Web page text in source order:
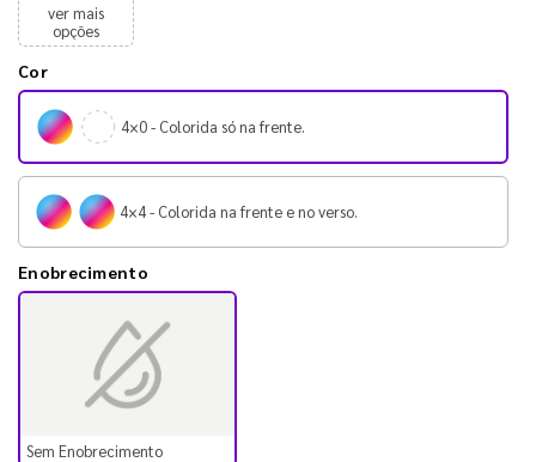
ver mais
opções
Cor
4×0 - Colorida só na frente.
4×4 - Colorida na frente e no verso.
Enobrecimento
Sem Enobrecimento